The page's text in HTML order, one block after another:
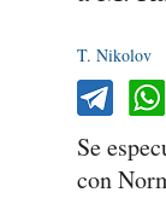
T. Nikolov
Se
con